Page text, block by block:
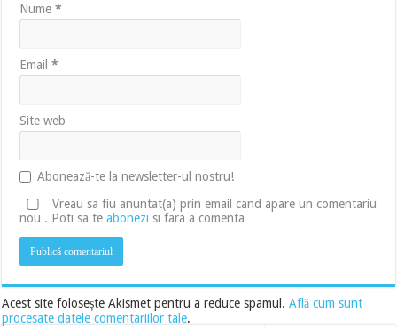
Nume*
Email*
Site web
Abonează-te la newsletter-ul nostru!
Vreau sa fiu anuntat(a) prin email cand apare un comentariu
nou . Poti sa teabonezi si fara a comenta
Acest site folosește Akismet pentru a reduce spamul.Află cum sunt
procesate datele comentariilor tale.